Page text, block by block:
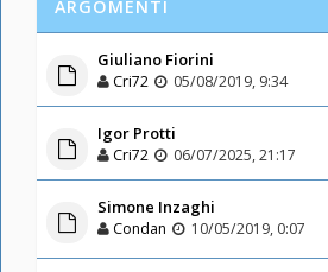
ARGOMENTI
Giuliano Fiorini
Cri72 05/08/2019, 9:34
Igor Protti
Cri72 06/07/2025, 21:17
Simone Inzaghi
Condan 10/05/2019, 0:07